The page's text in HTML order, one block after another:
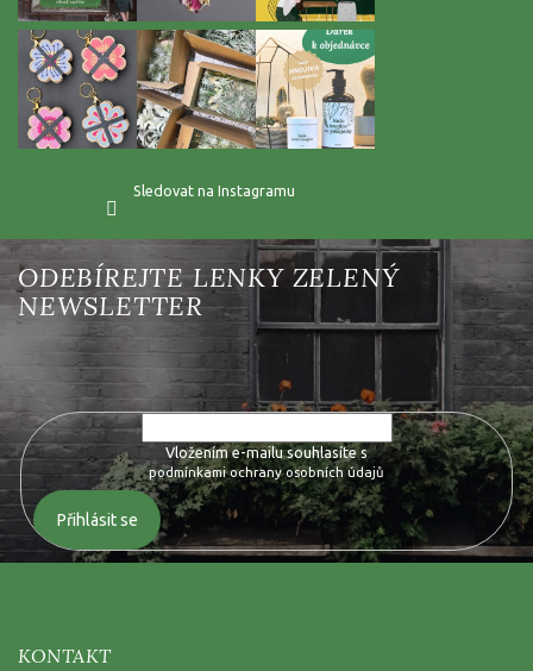
Sledovat na Instagramu
Vložte svůj e-mail a my vám budeme zasílat informace o nových
produktech na našem e-shopu.
Vložením e-mailu souhlasíte s
podmínkami ochrany osobních údajů
Přihlásit se
KONTAKT